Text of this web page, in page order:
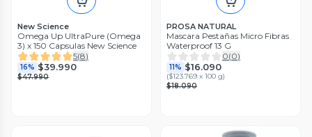
New Science
Omega Up UltraPure (Omega
3) x 150 Capsulas New Science
5(8)
16% $39.990
$47.990
PROSA NATURAL
Mascara Pestañas Micro Fibras
Waterproof 13 G
0(0)
11% $16.090
($123.769 x 100 g)
$18.090